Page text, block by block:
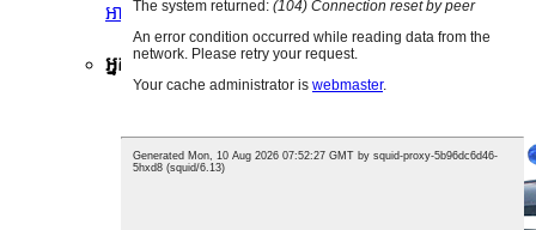
អានបន្ថែម ទទួលបានសម្រង់
អ្នកដំណើរ NL-P2020 LSV 2